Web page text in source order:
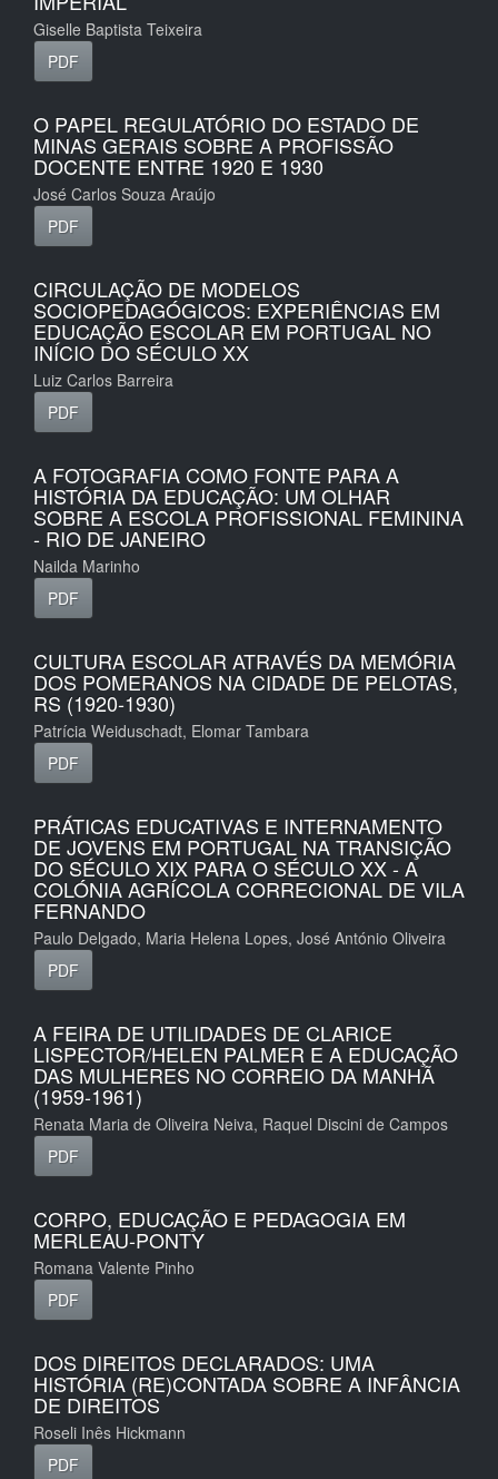
Giselle Baptista Teixeira
PDF
O PAPEL REGULATÓRIO DO ESTADO DE
MINAS GERAIS SOBRE A PROFISSÃO
DOCENTE ENTRE 1920 E 1930
José Carlos Souza Araújo
PDF
CIRCULAÇÃO DE MODELOS
SOCIOPEDAGÓGICOS: EXPERIÊNCIAS EM
EDUCAÇÃO ESCOLAR EM PORTUGAL NO
INÍCIO DO SÉCULO XX
Luiz Carlos Barreira
PDF
A FOTOGRAFIA COMO FONTE PARA A
HISTÓRIA DA EDUCAÇÃO: UM OLHAR
SOBRE A ESCOLA PROFISSIONAL FEMININA
- RIO DE JANEIRO
Nailda Marinho
PDF
CULTURA ESCOLAR ATRAVÉS DA MEMÓRIA
DOS POMERANOS NA CIDADE DE PELOTAS,
RS (1920-1930)
Patrícia Weiduschadt, Elomar Tambara
PDF
PRÁTICAS EDUCATIVAS E INTERNAMENTO
DE JOVENS EM PORTUGAL NA TRANSIÇÃO
DO SÉCULO XIX PARA O SÉCULO XX - A
COLÓNIA AGRÍCOLA CORRECIONAL DE VILA
FERNANDO
Paulo Delgado, Maria Helena Lopes, José António Oliveira
PDF
A FEIRA DE UTILIDADES DE CLARICE
LISPECTOR/HELEN PALMER E A EDUCAÇÃO
DAS MULHERES NO CORREIO DA MANHÃ
(1959-1961)
Renata Maria de Oliveira Neiva, Raquel Discini de Campos
PDF
CORPO, EDUCAÇÃO E PEDAGOGIA EM
MERLEAU-PONTY
Romana Valente Pinho
PDF
DOS DIREITOS DECLARADOS: UMA
HISTÓRIA (RE)CONTADA SOBRE A INFÂNCIA
DE DIREITOS
Roseli Inês Hickmann
PDF